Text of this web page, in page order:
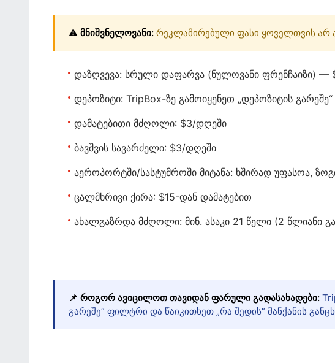
⚠️ მნიშვნელოვანი: რეკლამირებული ფასი ყოველთვის არ
დაზღვევა: სრული დაფარვა (ნულოვანი ფრენჩაიზი) —
დეპოზიტი: TripBox-ზე გამოიყენეთ „დეპოზიტის
დამატებითი მძღოლი: $3/დღეში
ბავშვის სავარძელი: $3/დღეში
აეროპორტში/სასტუმროში მიტანა: ხშირად უფასოა,
ცალმხრივი ქირა: $15-დან დამატებით
ახალგაზრდა მძღოლი: მინ. ასაკი 21 წელი (2 წლიანი
📌 როგორ ავიცილოთ თავიდან ფარული გადასახადები:
გარეშე“ ფილტრი და წაიკითხეთ „რა შედის“ მანქანის